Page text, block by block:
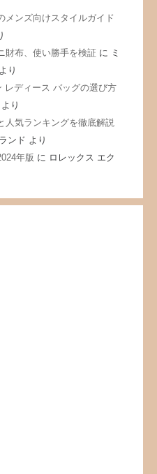
メンズ向けスタイルガイド
財布、使い勝手を検証に ミ
り
レディース バッグの選び方
り
人気ランキングを徹底解説
ンド より
年版 に ロレックス エク